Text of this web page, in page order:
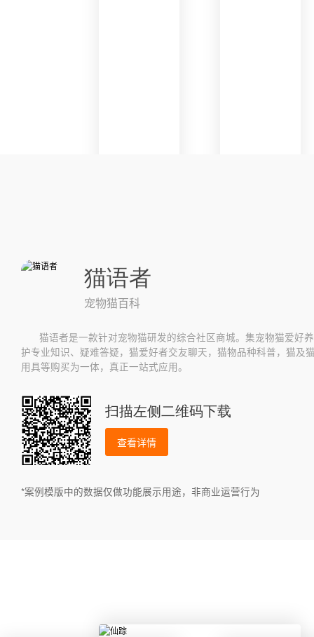
猫语者
宠物猫百科
猫语者是一款针对宠物猫研发的综合社区商城。集宠物猫爱好养
护专业知识、疑难答疑，猫爱好者交友聊天，猫物品种科普，猫及
用具等购买为一体，真正一站式应用。
扫描左侧二维码下载
查看详情
*案例模版中的数据仅做功能展示用途，非商业运营行为